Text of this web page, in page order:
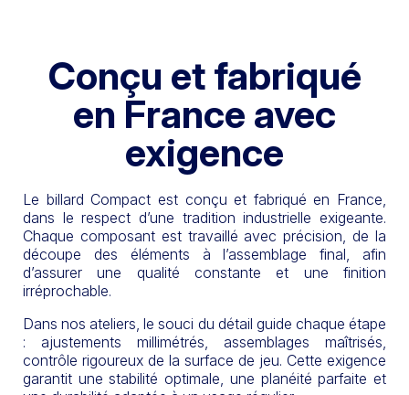
Conçu et fabriqué
en France avec
exigence
Le billard Compact est conçu et fabriqué en France,
dans le respect d’une tradition industrielle exigeante.
Chaque composant est travaillé avec précision, de la
découpe des éléments à l’assemblage final, afin
d’assurer une qualité constante et une finition
irréprochable.
Dans nos ateliers, le souci du détail guide chaque étape
: ajustements millimétrés, assemblages maîtrisés,
contrôle rigoureux de la surface de jeu. Cette exigence
garantit une stabilité optimale, une planéité parfaite et